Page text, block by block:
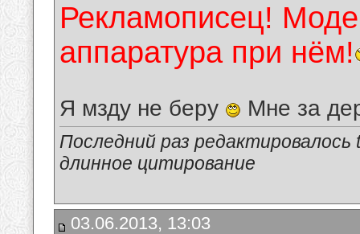
Рекламописец!
аппаратура при нём!
Я мзду не беру Мне за
Последний раз
длинное цитирование
03.06.2013, 13:03